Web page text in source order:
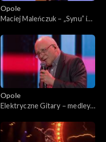
Opole
Maciej Maleńczuk – „Synu” i
KFPP: Koncert
„SuperJedynki”
Opole
Elektryczne Gitary – medley.
„SuperJedynki”